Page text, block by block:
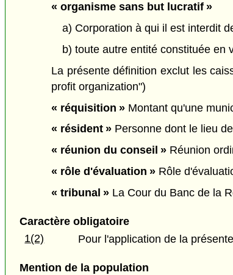
« organisme sans but lucratif »
a) Corporation à qui il est interdit
b) toute autre entité constituée en
La présente définition exclut les
profit organization")
« réquisition » Montant qu'une
« résident » Personne dont le lieu
« réunion du conseil » Réunion
« rôle d'évaluation » Rôle
« tribunal » La Cour du Banc de la
Caractère obligatoire
1(2)
Pour l'application de la
Mention de la population